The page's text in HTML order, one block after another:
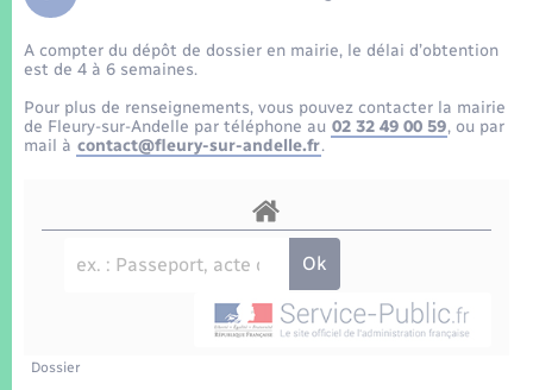
Etat-civil - Papiers - Citoyenneté
Mariage – PACS
Parrainage civil
Logement - Urbanisme
Nouvel habitant
Transports scolaires
Travaux - Autorisation d’occupation de l’espace
public
Compétences
Plan interactif
La Communauté de communes
A compter du dépôt de dossier en mairie, le délai d’obtention
est de 4 à 6 semaines.
Pour plus de renseignements, vous pouvez contacter la mairie
de Fleury-sur-Andelle par téléphone au 02 32 49 00 59, ou par
mail à contact@fleury-sur-andelle.fr.
Dossier